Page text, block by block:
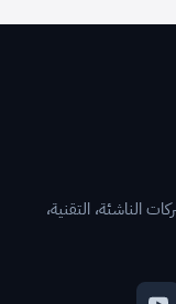
الناشئة، التقنية،